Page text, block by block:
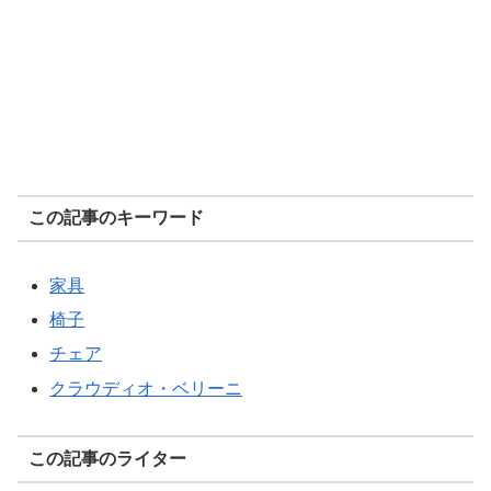
この記事のキーワード
家具
椅子
チェア
クラウディオ・ベリーニ
この記事のライター